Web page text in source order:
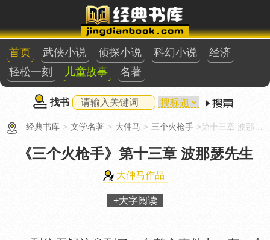
首页 武侠小说 侦探小说 科幻小说
经济
轻松一刻
儿童故事 名著
找书
经典书库 > 文学名著 > 大仲马 > 三个火枪手 >第十三章 波那瑟先生
《三个火枪手》 第十三章 波那瑟先生
大仲马作品
+大字阅读